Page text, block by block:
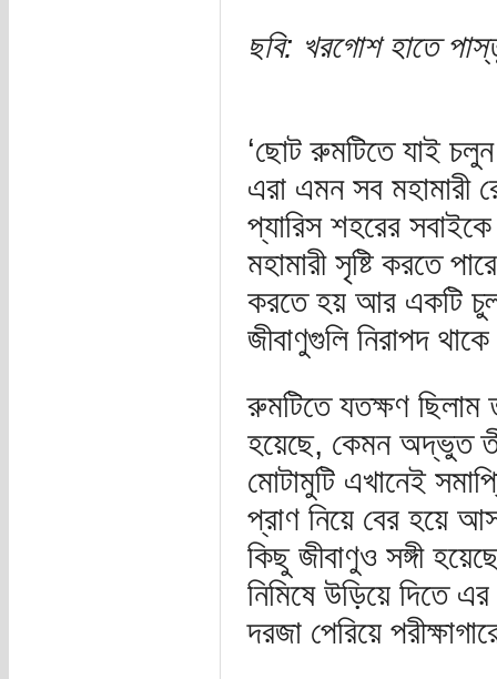
ছবি: খরগোশ হাতে
‘ছোট রুমটিতে যাই
এরা এমন সব মহামারী
প্যারিস শহরের
মহামারী সৃষ্টি করতে
করতে হয় আর একটি
জীবাণুগুলি নিরাপদ
রুমটিতে যতক্ষণ ছিলাম
হয়েছে, কেমন অদ্ভুত
মোটামুটি এখানেই
প্রাণ নিয়ে বের হয়ে
কিছু জীবাণুও সঙ্গী
নিমিষে উড়িয়ে দিতে
দরজা পেরিয়ে